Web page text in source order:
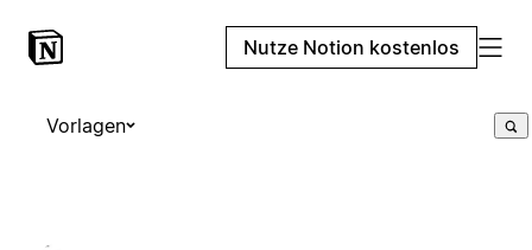
Nutze Notion kostenlos
Vorlagen